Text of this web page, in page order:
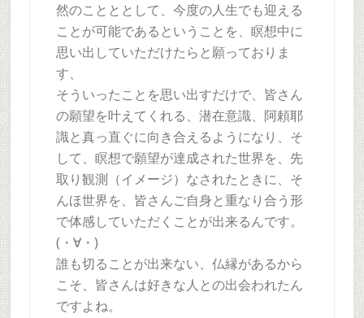
然のことととして、今度の人生でも迎える
ことが可能であるということを、瞑想中に
思い出していただけたらと願っておりま
す、
そういったことを思い出すだけで、皆さん
の願望を叶えてくれる、潜在意識、阿頼耶
識と真っ直ぐに向き合えるようになり、そ
して、瞑想で願望が達成された世界を、先
取り観測（イメージ）なされたときに、そ
んほ世界を、皆さんご自身と重なり合う形
で体感していただくことが出来るんです。
(・∀・)
誰も切ることが出来ない、仏縁があるから
こそ、皆さんは好きな人との出会われたん
ですよね。